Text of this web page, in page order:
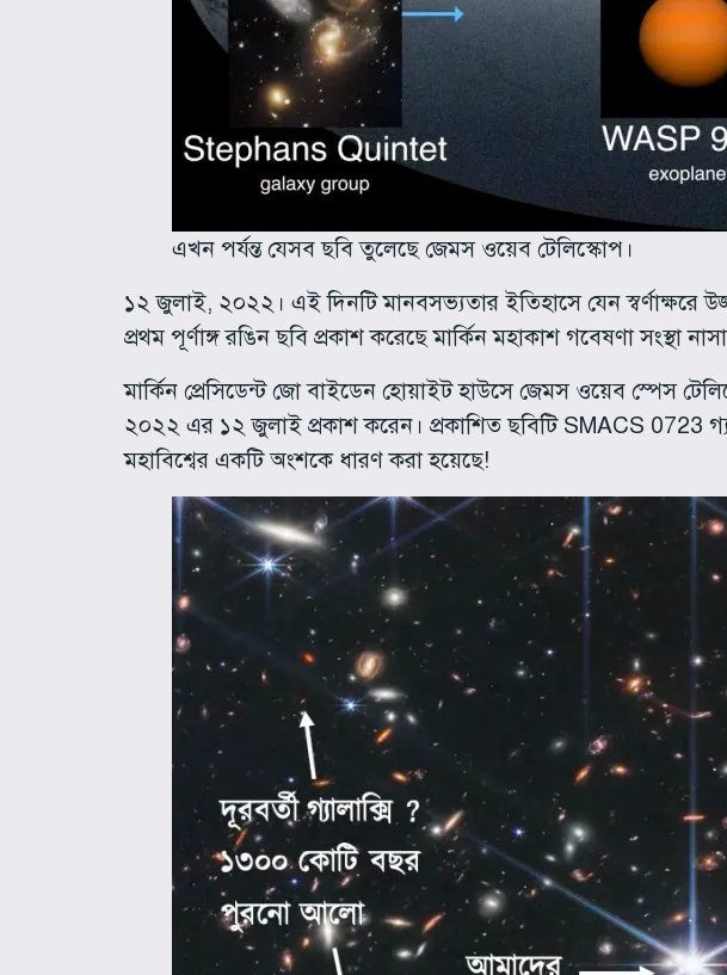
এখন পর্যন্ত যেসব ছবি তুলেছে জেমস ওয়েব টেলিস্কোপ।
১২ জুলাই, ২০২২। এই দিনটি মানবসভ্যতার ইতিহাসে যেন স্বর্ণাক্ষরে
প্রথম পূর্ণাঙ্গ রঙিন ছবি প্রকাশ করেছে মার্কিন মহাকাশ গবেষণা সংস্থা
মার্কিন প্রেসিডেন্ট জো বাইডেন হোয়াইট হাউসে জেমস ওয়েব স্পেস
২০২২ এর ১২ জুলাই প্রকাশ করেন। প্রকাশিত ছবিটি SMACS 0723
মহাবিশ্বের একটি অংশকে ধারণ করা হয়েছে!